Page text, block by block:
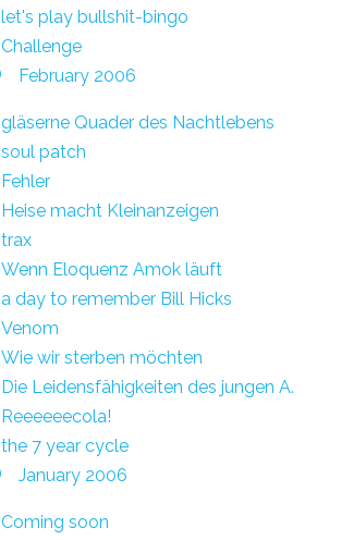
let's play bullshit-bingo
Challenge
February 2006
gläserne Quader des Nachtlebens
soul patch
Fehler
Heise macht Kleinanzeigen
trax
Wenn Eloquenz Amok läuft
a day to remember Bill Hicks
Venom
Wie wir sterben möchten
Die Leidensfähigkeiten des jungen A.
Reeeeeecola!
the 7 year cycle
January 2006
Coming soon